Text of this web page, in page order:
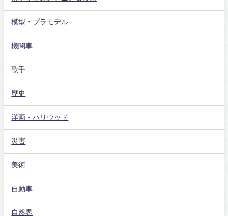
模型・プラモデル
機関車
歌手
歴史
洋画・ハリウッド
災害
美術
自動車
自然界